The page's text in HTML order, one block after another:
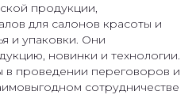
продукции,
для салонов красоты и
и упаковки. Они
новинки и технологии.
в проведении переговоров и
сотрудничестве